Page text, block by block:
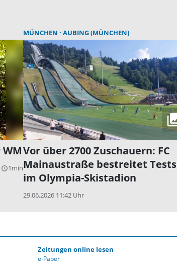
query_builder1min
MÜNCHEN AUBING (MÜNCHEN)
Vor über 2700 Zuschauern: FC
Mainaustraße bestreitet
im Olympia-Skistadion
29.06.2026 11:42 Uhr
Zeitungen online lesen
e-Paper